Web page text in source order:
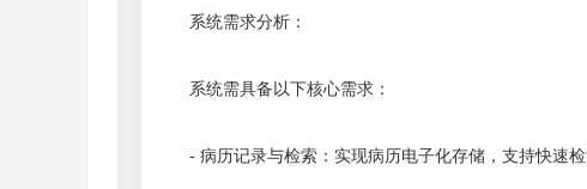
系统需求分析：
系统需具备以下核心需求：
- 病历记录与检索：实现病历电子化存储，支持快速